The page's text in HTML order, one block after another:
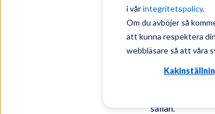
i vårintegritetspolicy.
Om du avböjer så
att kunna respektera
webbläsare så att våra
Har olika
Behovet av
yt-skydd man
Ett golv i en
hållas i gott
sällan.